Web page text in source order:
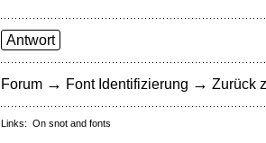
Antwort
Forum → Font Identifizierung → Zurück
Links: On snot and fonts